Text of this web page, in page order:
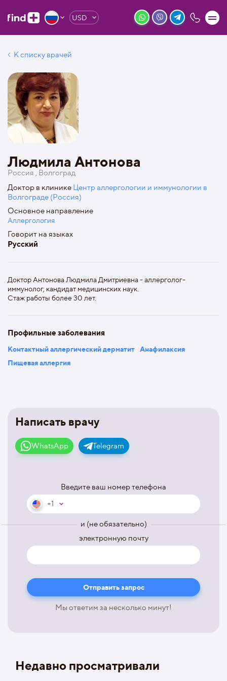
USD
К списку врачей
Написать врачу
WhatsApp Telegram
Введите ваш номер телефона
+1
и (не обязательно)
электронную почту
Мы ответим за несколько минут!
Людмила Антонова
Россия , Волгоград
Доктор в клинике Центр аллергологии и иммунологии в
Волгограде (Россия)
Основное направление
Аллергология
Говорит на языках
Русский
Доктор Антонова Людмила Дмитриевна - аллерголог-
иммунолог, кандидат медицинских наук.
Стаж работы более 30 лет.
Профильные заболевания
Контактный аллергический дерматит Анафилаксия
Пищевая аллергия
Недавно просматривали